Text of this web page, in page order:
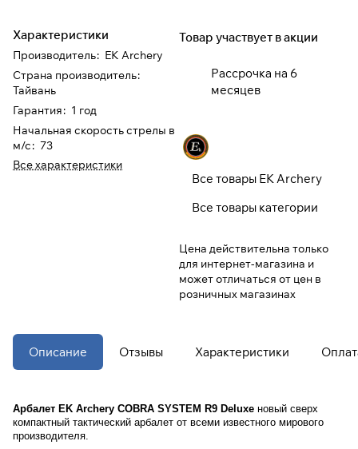
Характеристики
Производитель: EK Archery
Страна производитель:
Тайвань
Гарантия: 1 год
Начальная скорость стрелы в
м/с: 73
Все характеристики
Товар участвует в акции
Рассрочка на 6
месяцев
Все товары EK Archery
Все товары категории
Цена действительна только
для интернет-магазина и
может отличаться от цен в
розничных магазинах
Описание Отзывы Характеристики
Арбалет EK Archery COBRA SYSTEM R9 Deluxe новый сверх
компактный тактический арбалет от всеми известного мирового
производителя.
Оплачивайте сегодня только25%
картой любого банка
выбранный способом
Оставшиеся
с вашей карты
каждые 2 недели
* При оплате черезПЛАЙТ
скидки по купонам не
Подробнее
об оплате Плайтом